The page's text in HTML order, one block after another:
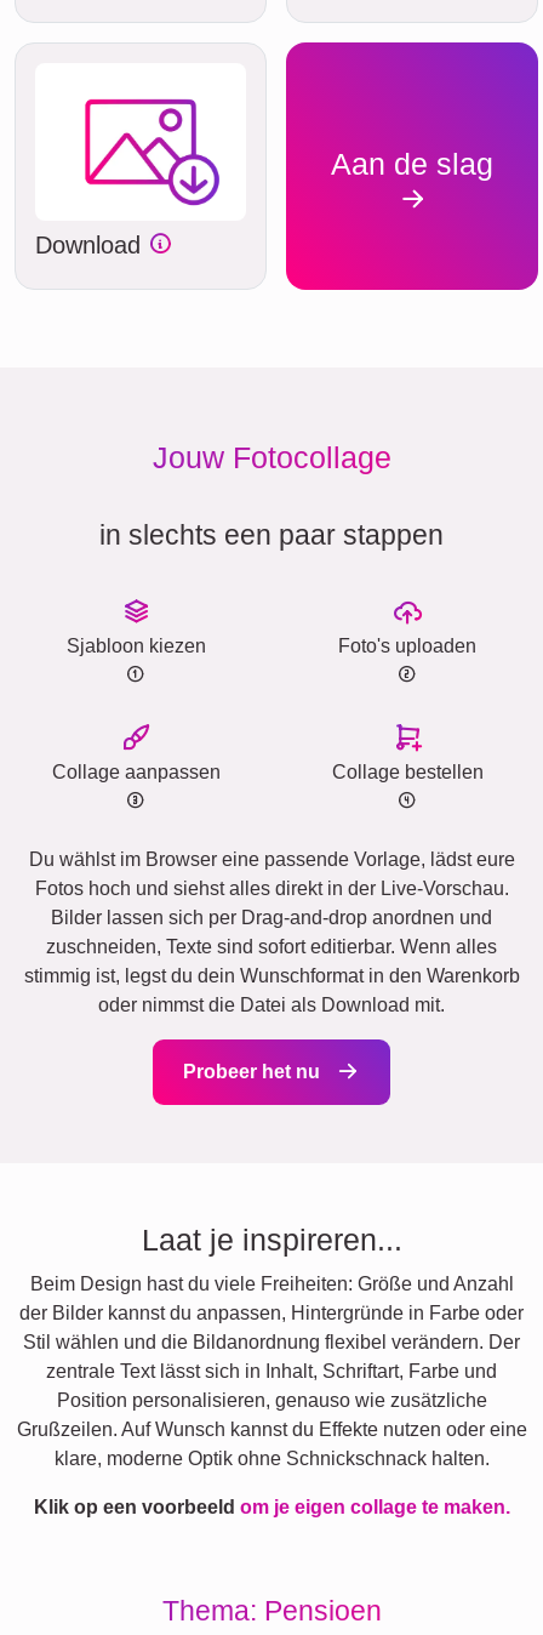
Download
Aan de slag
Jouw Fotocollage
in slechts een paar stappen
Sjabloon kiezen Foto's uploaden
Collage aanpassen Collage bestellen
Du wählst im Browser eine passende Vorlage, lädst eure
Fotos hoch und siehst alles direkt in der Live-Vorschau.
Bilder lassen sich per Drag-and-drop anordnen und
zuschneiden, Texte sind sofort editierbar. Wenn alles
stimmig ist, legst du dein Wunschformat in den Warenkorb
oder nimmst die Datei als Download mit.
Probeer het nu
Laat je inspireren...
Beim Design hast du viele Freiheiten: Größe und Anzahl
der Bilder kannst du anpassen, Hintergründe in Farbe oder
Stil wählen und die Bildanordnung flexibel verändern. Der
zentrale Text lässt sich in Inhalt, Schriftart, Farbe und
Position personalisieren, genauso wie zusätzliche
Grußzeilen. Auf Wunsch kannst du Effekte nutzen oder eine
klare, moderne Optik ohne Schnickschnack halten.
Klik op een voorbeeld om je eigen collage te maken.
Thema: Pensioen